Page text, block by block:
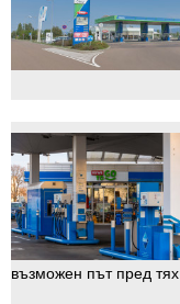
възможен път пред тях